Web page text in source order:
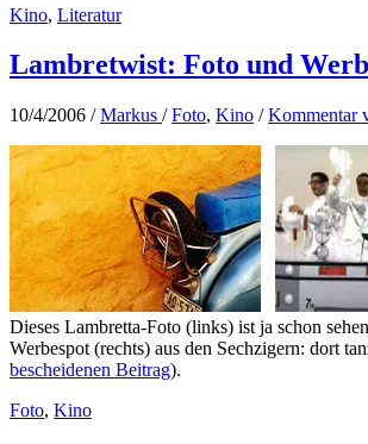
Kino, Literatur
Lambretwist: Foto und
10/4/2006 /Markus /Foto, Kino /Kommentar
Dieses Lambretta-Foto (links) ist ja schon
Werbespot (rechts) aus den Sechzigern: dort
bescheidenen Beitrag).
Foto, Kino